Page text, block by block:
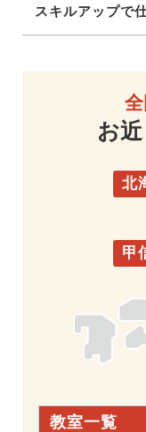
スキルアップで
お
甲
北
教室一覧